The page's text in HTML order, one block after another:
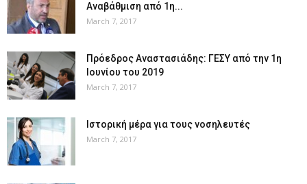
Αναβάθμιση από 1η...
March 7, 2017
Πρόεδρος Αναστασιάδης: ΓΕΣΥ από την 1η
Ιουνίου του 2019
March 7, 2017
Ιστορική μέρα για τους νοσηλευτές
March 7, 2017